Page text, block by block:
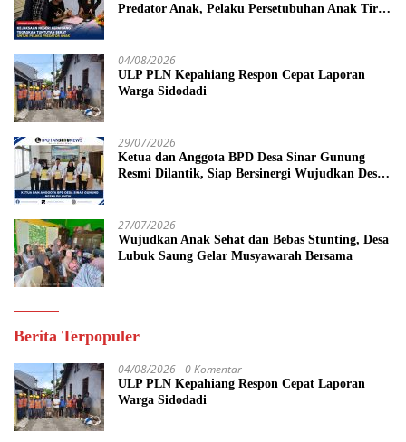
Predator Anak, Pelaku Persetubuhan Anak Tiri
04/08/2026
ULP PLN Kepahiang Respon Cepat Laporan
Warga Sidodadi
29/07/2026
Ketua dan Anggota BPD Desa Sinar Gunung
Resmi Dilantik, Siap Bersinergi Wujudkan Desa
27/07/2026
Wujudkan Anak Sehat dan Bebas Stunting, Desa
Lubuk Saung Gelar Musyawarah Bersama
Berita Terpopuler
04/08/2026 0 Komentar
ULP PLN Kepahiang Respon Cepat Laporan
Warga Sidodadi